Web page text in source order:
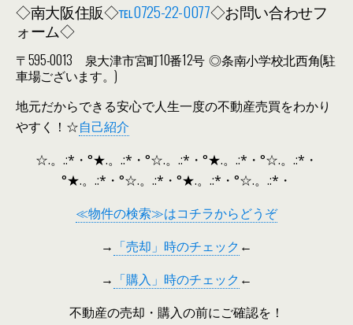
◇南大阪住販◇℡0725-22-0077◇お問い合わせフ
ォーム◇
〒595-0013 泉大津市宮町10番12号 ◎条南小学校北西角(駐
車場ございます。)
地元だからできる安心で人生一度の不動産売買をわかり
やすく！☆自己紹介
☆.。.:*・°★.。.:*・°☆.。.:*・°★.。.:*・°☆.。.:*・
°★.。.:*・°☆.。.:*・°★.。.:*・°☆.。.:*・
≪物件の検索≫はコチラからどうぞ
→ 「売却」時のチェック ←
→ 「購入」時のチェック ←
不動産の売却・購入の前にご確認を！